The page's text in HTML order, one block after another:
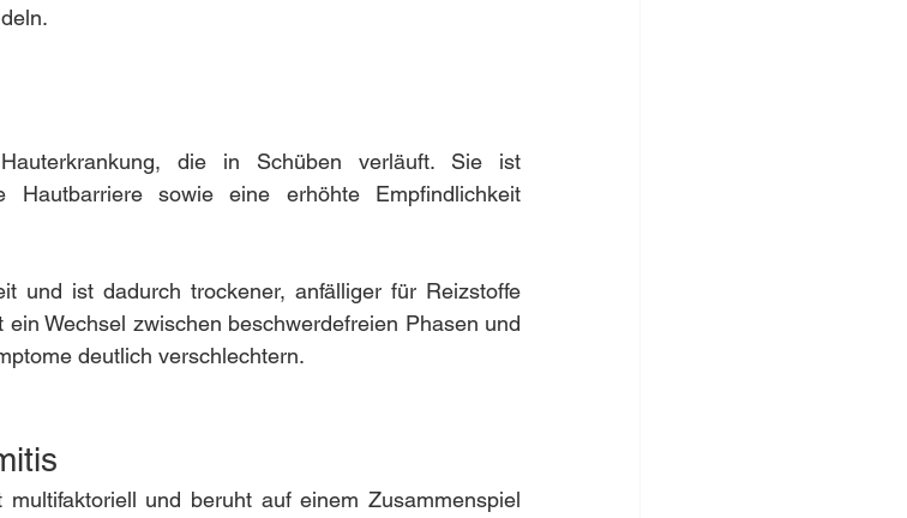
die in Schüben verläuft. Sie ist
Hautbarriere sowie eine erhöhte Empfindlichkeit
und ist dadurch trockener, anfälliger für Reizstoffe
Wechsel zwischen beschwerdefreien Phasen und
deutlich verschlechtern.
und beruht auf einem Zusammenspiel